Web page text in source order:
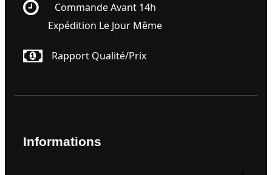
Commande Avant 14h
Expédition Le Jour Même
Rapport Qualité/prix
Informations